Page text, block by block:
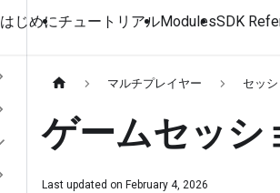
はじめにチュートリアルModulesSDK
マルチプレイヤー セッ
ゲームセッシ
Last updated on February 4, 2026